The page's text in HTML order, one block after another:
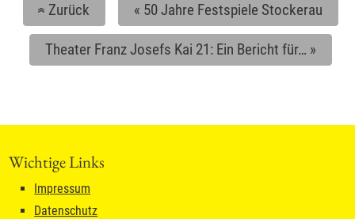
«Zurück « 50 Jahre Festspiele Stockerau
Theater Franz Josefs Kai 21: Ein Bericht für… »
Wichtige Links
Impressum
Datenschutz